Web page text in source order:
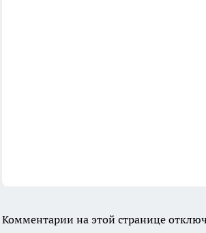
Комментарии на этой странице